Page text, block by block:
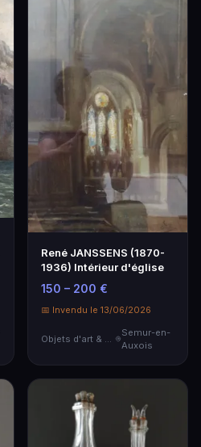
René JANSSENS (1870-
1936) Intérieur d'église
150 – 200 €
📅 Invendu le 13/06/2026
Objets d'art & Curiosités
Semur-en-
Auxois